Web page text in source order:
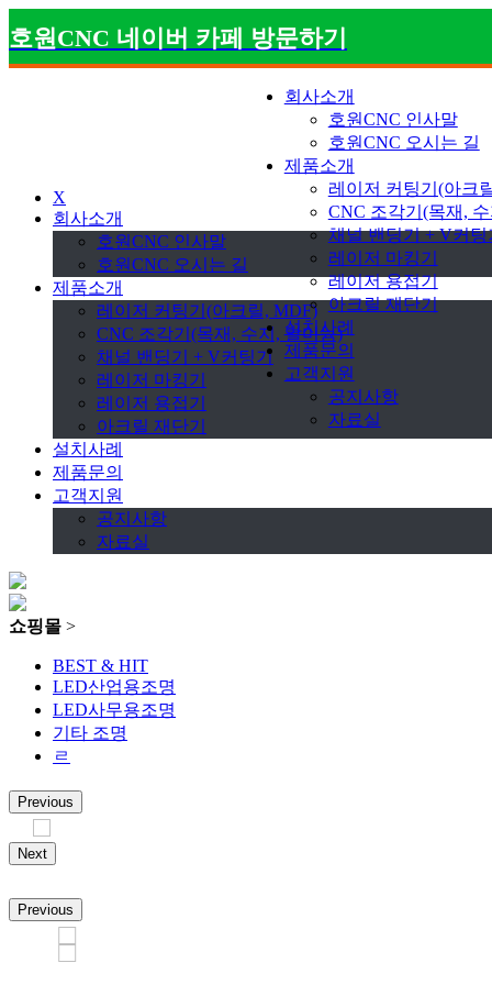
호원CNC 네이버 카페 방문하기
회사소개
호원CNC 인사말
호원CNC 오시는 길
제품소개
레이저 커팅기(아크
CNC 조각기(목재,
채널 밴딩기 + V커팅
레이저 마킹기
레이저 용접기
아크릴 재단기
설치사례
제품문의
고객지원
공지사항
자료실
X
회사소개
호원CNC 인사말
호원CNC 오시는 길
제품소개
레이저 커팅기(아크릴, MDF)
CNC 조각기(목재, 수지, 알미늄)
채널 밴딩기 + V커팅기
레이저 마킹기
레이저 용접기
아크릴 재단기
설치사례
제품문의
고객지원
공지사항
자료실
쇼핑몰 >
BEST & HIT
LED산업용조명
LED사무용조명
기타 조명
ㄹ
Previous
Next
Previous